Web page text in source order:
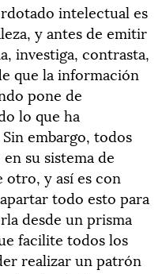
intelectual es
y antes de emitir
investiga, contrasta,
que la información
pone de
lo que ha
embargo, todos
su sistema de
otro, y así es con
todo esto para
desde un prisma
facilite todos los
realizar un patrón